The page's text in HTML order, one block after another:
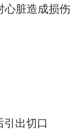
心脏造成损伤
出切口